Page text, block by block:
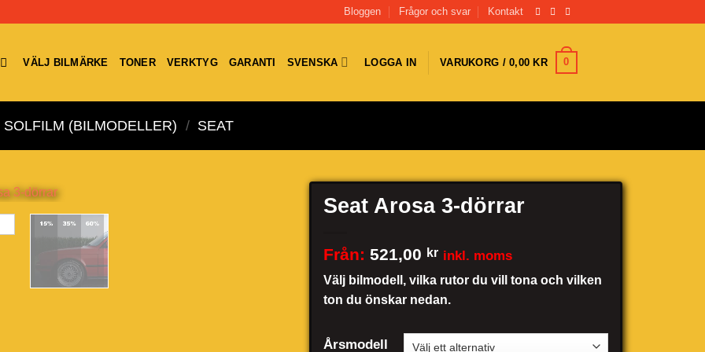
Bloggen Frågor och svar Kontakt
VÄLJ BILMÄRKE TONER VERKTYG GARANTI SVENSKA LOGGA IN VARUKORG /0,00KR 0
(BILMODELLER) / SEAT
Seat Arosa 3-dörrar
Från: 521,00 kr inkl. moms
Välj bilmodell, vilka rutor du vill tona och vilken
ton du önskar nedan.
Årsmodell